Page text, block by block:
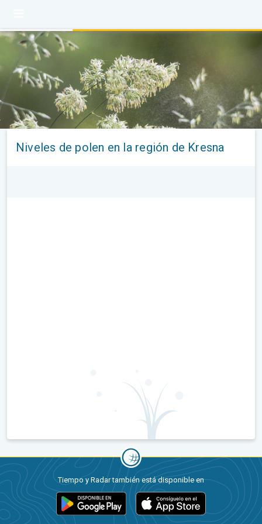
Niveles de polen en la región de Kresna
Tiempo y Radar también está disponible en